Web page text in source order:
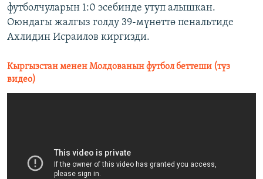
футболчуларын 1:0 эсебинде утуп алышкан.
Оюндагы жалгыз голду 39-мүнөттө пенальтиде
Ахлидин Исраилов киргизди.
Кыргызстан менен Молдованын футбол беттеши (түз
видео)